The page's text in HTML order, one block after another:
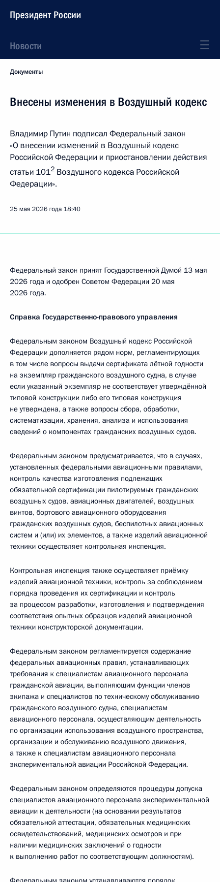
Президент России
Новости
Документы
Внесены изменения в Воздушный кодекс
Владимир Путин подписал Федеральный закон
«О внесении изменений в Воздушный кодекс
Российской Федерации и приостановлении действия
статьи 1012 Воздушного кодекса Российской
Федерации».
25 мая 2026 года 18:40
Федеральный закон принят Государственной Думой 13 мая
2026 года и одобрен Советом Федерации 20 мая
2026 года.
Справка Государственно-правового управления
Федеральным законом Воздушный кодекс Российской
Федерации дополняется рядом норм, регламентирующих
в том числе вопросы выдачи сертификата лётной годности
на экземпляр гражданского воздушного судна, в случае
если указанный экземпляр не соответствует утверждённой
типовой конструкции либо его типовая конструкция
не утверждена, а также вопросы сбора, обработки,
систематизации, хранения, анализа и использования
сведений о компонентах гражданских воздушных судов.
Федеральным законом предусматривается, что в случаях,
установленных федеральными авиационными правилами,
контроль качества изготовления подлежащих
обязательной сертификации пилотируемых гражданских
воздушных судов, авиационных двигателей, воздушных
винтов, бортового авиационного оборудования
гражданских воздушных судов, беспилотных авиационных
систем и (или) их элементов, а также изделий авиационной
техники осуществляет контрольная инспекция.
Контрольная инспекция также осуществляет приёмку
изделий авиационной техники, контроль за соблюдением
порядка проведения их сертификации и контроль
за процессом разработки, изготовления и подтверждения
соответствия опытных образцов изделий авиационной
техники конструкторской документации.
Федеральным законом регламентируется содержание
федеральных авиационных правил, устанавливающих
требования к специалистам авиационного персонала
гражданской авиации, выполняющим функции членов
экипажа и специалистов по техническому обслуживанию
гражданского воздушного судна, специалистам
авиационного персонала, осуществляющим деятельность
по организации использования воздушного пространства,
организации и обслуживанию воздушного движения,
а также к специалистам авиационного персонала
экспериментальной авиации Российской Федерации.
Федеральным законом определяются процедуры допуска
специалистов авиационного персонала экспериментальной
авиации к деятельности (на основании результатов
обязательной аттестации, обязательных медицинских
освидетельствований, медицинских осмотров и при
наличии медицинских заключений о годности
к выполнению работ по соответствующим должностям).